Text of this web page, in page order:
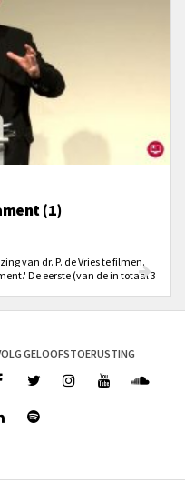
(1)
van dr. P. de Vries te filmen.
De eerste (van de in totaal 3
GELOOFSTOERUSTING